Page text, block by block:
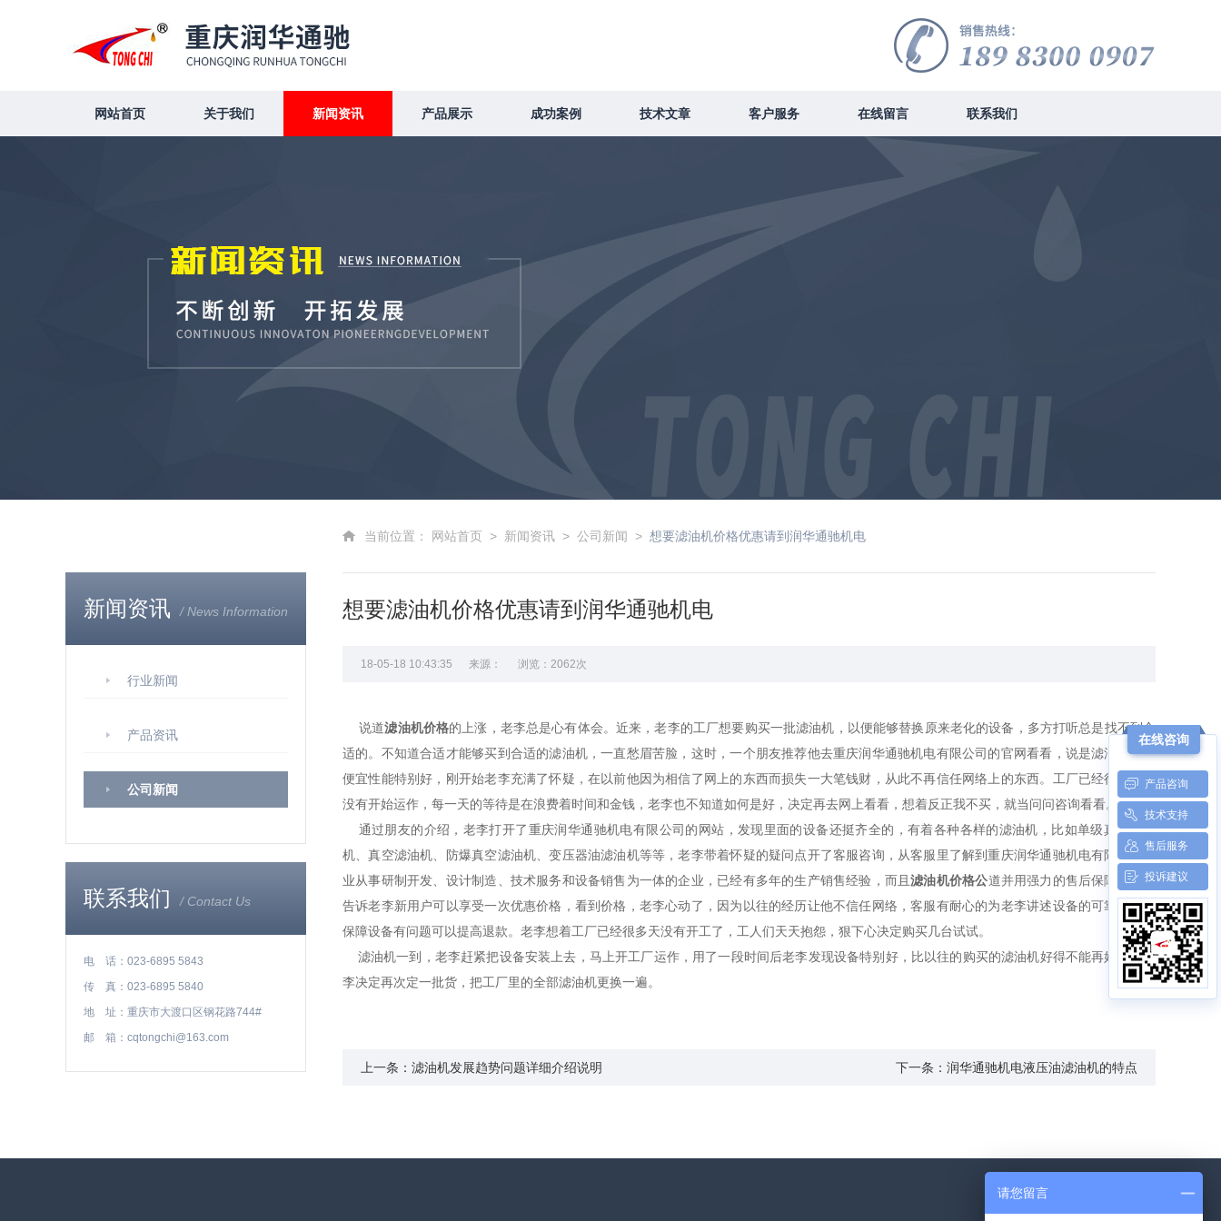
网站首页 关于我们 新闻资讯 产品展示 成功案例 技术文章 客户服务 在线留言 联系我们
新闻资讯 / News Information
行业新闻
产品资讯
公司新闻
联系我们 / Contact Us
电 话：023-6895 5843
传 真：023-6895 5840
地 址：重庆市大渡口区钢花路744#
邮 箱：cqtongchi@163.com
当前位置： 网站首页 > 新闻资讯 > 公司新闻 > 想要滤油机价格优惠请到润华通驰机电
想要滤油机价格优惠请到润华通驰机电
18-05-18 10:43:35 来源： 浏览：2062次
说道滤油机价格的上涨，老李总是心有体会。近来，老李的工厂想要购买一批滤油机，以便能够替换原来老化的设备，多方打听总是找不到合
适的。不知道合适才能够买到合适的滤油机，一直愁眉苦脸，这时，一个朋友推荐他去重庆润华通驰机电有限公司的官网看看，说是滤油机价格
便宜性能特别好，刚开始老李充满了怀疑，在以前他因为相信了网上的东西而损失一大笔钱财，从此不再信任网络上的东西。工厂已经很长时间
没有开始运作，每一天的等待是在浪费着时间和金钱，老李也不知道如何是好，决定再去网上看看，想着反正我不买，就当问问咨询看看。
通过朋友的介绍，老李打开了重庆润华通驰机电有限公司的网站，发现里面的设备还挺齐全的，有着各种各样的滤油机，比如单级真空滤油
机、真空滤油机、防爆真空滤油机、变压器油滤油机等等，老李带着怀疑的疑问点开了客服咨询，从客服里了解到重庆润华通驰机电有限公司专
业从事研制开发、设计制造、技术服务和设备销售为一体的企业，已经有多年的生产销售经验，而且滤油机价格公道并用强力的售后保障。客服
告诉老李新用户可以享受一次优惠价格，看到价格，老李心动了，因为以往的经历让他不信任网络，客服有耐心的为老李讲述设备的可靠，再三
保障设备有问题可以提高退款。老李想着工厂已经很多天没有开工了，工人们天天抱怨，狠下心决定购买几台试试。
滤油机一到，老李赶紧把设备安装上去，马上开工厂运作，用了一段时间后老李发现设备特别好，比以往的购买的滤油机好得不能再好了，老
李决定再次定一批货，把工厂里的全部滤油机更换一遍。
上一条：滤油机发展趋势问题详细介绍说明 下一条：润华通驰机电液压油滤油机的特点
在线咨询
产品咨询
技术支持
售后服务
投诉建议
请您留言